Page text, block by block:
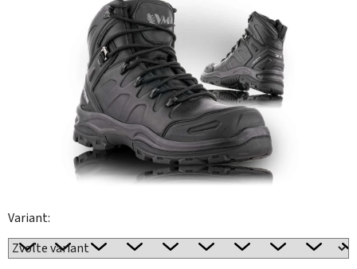
Variant: